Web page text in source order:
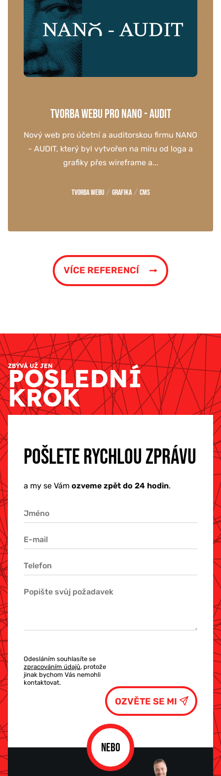
TVORBA WEBU PRO NANO - AUDIT
Nový web pro účetní a auditorskou firmu NANO
- AUDIT, který byl vytvořen na míru od loga a
grafiky přes wireframe a...
Tvorba webu / Grafika / CMS
VÍCE REFERENCÍ
ZBÝVÁ UŽ JEN
POSLEDNÍ
KROK
POŠLETE RYCHLOU ZPRÁVU
a my se Vám ozveme zpět do 24 hodin.
Odesláním souhlasíte se
zpracováním údajů, protože
jinak bychom Vás nemohli
kontaktovat.
NEBO